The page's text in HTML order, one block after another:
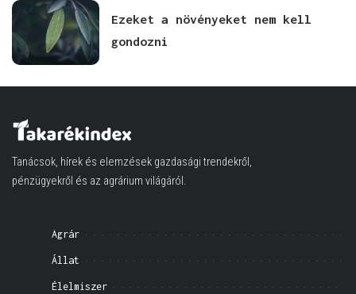
Ezeket a növényeket nem kell
gondozni
Tanácsok, hírek és elemzések gazdasági trendekről,
pénzügyekről és az agrárium világáról.
Agrár
Állat
Élelmiszer